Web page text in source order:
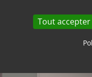
Tout accepter